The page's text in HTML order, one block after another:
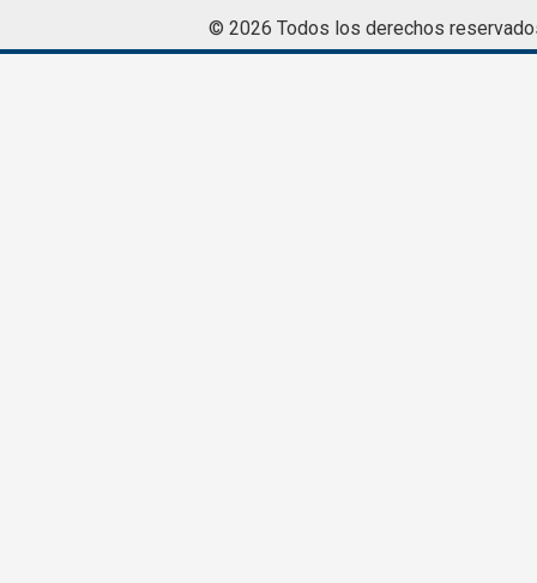
© 2026 Todos los derechos